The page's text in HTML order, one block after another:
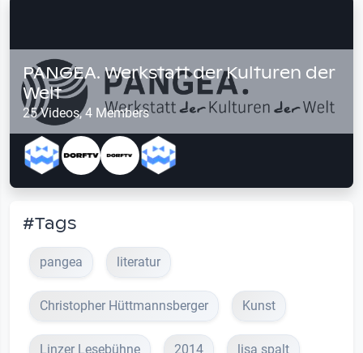
PANGEA. Werkstatt der Kulturen der
Welt
25 Videos, 4 Members
#Tags
pangea literatur
Christopher Hüttmannsberger Kunst
Linzer Lesebühne 2014 lisa spalt